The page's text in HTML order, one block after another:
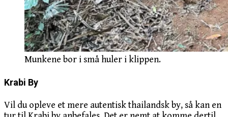
Munkene bor i små huler i klippen.
Krabi By
Vil du opleve et mere autentisk thailandsk by, så kan en